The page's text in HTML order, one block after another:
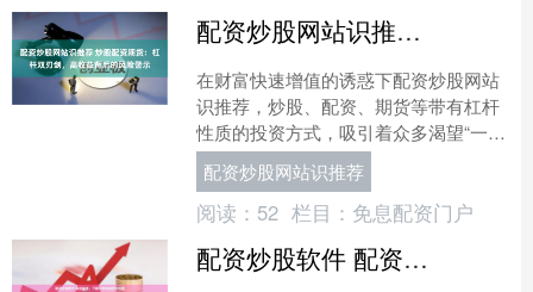
配资炒股网站识推荐 炒股配资期货：杠杆双刃剑，高收益背后的风险警示
在财富快速增值的诱惑下配资炒股网站
识推荐，炒股、配资、期货等带有杠杆
性质的投资方式，吸引着众多渴望“一夜
暴富”的投资者。杠杆，如同投资世界里
的“放大器”，既能将....
配资炒股网站识推荐
阅读： 52 栏目： 免息配资门户
配资炒股软件 配资股票：了解杠杆投资的利与弊